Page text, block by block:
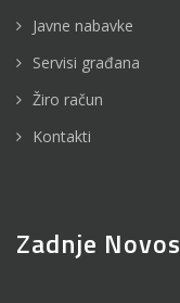
Javne nabavke
Servisi građana
Žiro račun
Kontakti
Zadnje